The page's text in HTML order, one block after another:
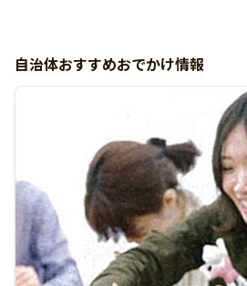
自治体おすすめおでかけ情報